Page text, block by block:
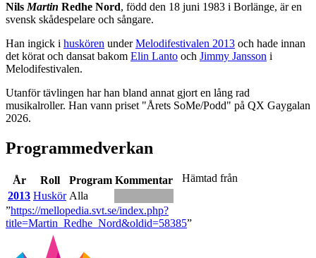
Nils Martin Redhe Nord, född den 18 juni 1983 i Borlänge, är en
svensk skådespelare och sångare.
Han ingick i huskören underMelodifestivalen 2013 och hade innan
det körat och dansat bakom Elin Lanto och Jimmy Jansson i
Melodifestivalen.
Utanför tävlingen har han bland annat gjort en lång rad
musikalroller. Han vann priset "Årets SoMe/Podd" på QX Gaygalan
2026.
Programmedverkan
År Roll Program Kommentar
2013 Huskör Alla
Hämtad från
”https://mellopedia.svt.se/index.php?
title=Martin_Redhe_Nord&oldid=58385”